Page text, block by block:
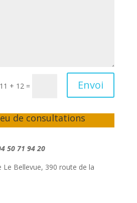
11 + 12 = Envoi
de consultations
50 71 94 20
Le Bellevue, 390 route de la